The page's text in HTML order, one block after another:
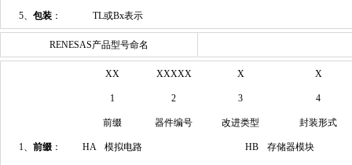
5、 包装 ： TL或Bx表示
RENESAS产品型号命名
XX XXXXX X X
1 2 3 4
前缀 器件编号 改进类型 封装形式
1、 前缀 ： HA 模拟电路 HB 存储器模块